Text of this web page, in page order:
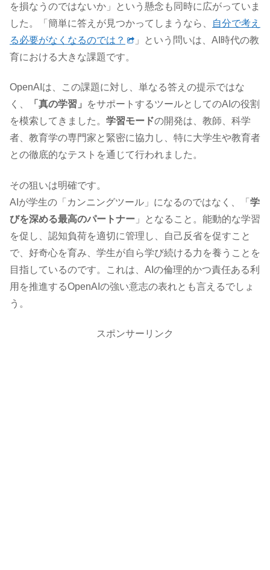
を損なうのではないか」という懸念も同時に広がっていま
した。「簡単に答えが見つかってしまうなら、
自分で考え
る必要がなくなるのでは？
」という問いは、AI時代の教
育における大きな課題です。
OpenAIは、この課題に対し、単なる答えの提示ではな
く、
「真の学習」
をサポートするツールとしてのAIの役割
を模索してきました。 学習モードの開発は、教師、科学
者、教育学の専門家と緊密に協力し、特に大学生や教育者
との徹底的なテストを通じて行われました。
その狙いは明確です。
AIが学生の「カンニングツール」になるのではなく、「 学
びを深める最高のパートナー 」となること。能動的な学習
を促し、認知負荷を適切に管理し、自己反省を促すこと
で、好奇心を育み、学生が自ら学び続ける力を養うことを
目指しているのです。これは、AIの倫理的かつ責任ある利
用を推進するOpenAIの強い意志の表れとも言えるでしょ
う。
スポンサーリンク